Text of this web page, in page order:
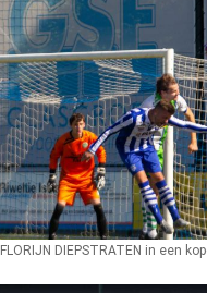
FLORIJN DIEPSTRATEN in een